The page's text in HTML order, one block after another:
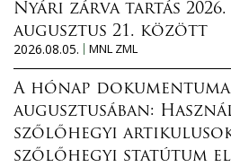
Nyári zárva tartás 2026.
augusztus 21. között
2026.08.05.
MNL ZML
A hónap dokumentuma
augusztusában:
szőlőhegyi
szőlőhegyi statútum